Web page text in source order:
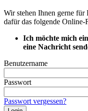
Wir stehen Ihnen gerne
dafür das folgende Online-
Ich möchte mich
eine Nachricht
Benutzername
Passwort
Passwort vergessen?